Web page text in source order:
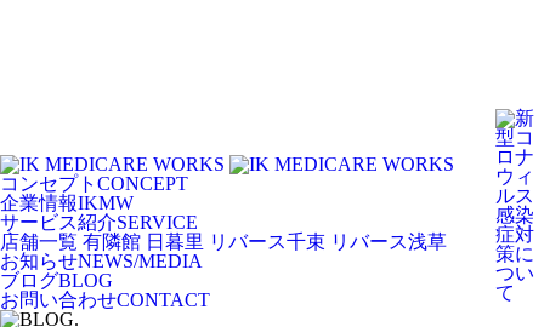
コンセプト CONCEPT
企業情報IKMW
サービス紹介SERVICE
店舗一覧 有隣館 日暮里 リバース千束 リバース浅草
お知らせNEWS/MEDIA
ブログBLOG
お問い合わせCONTACT